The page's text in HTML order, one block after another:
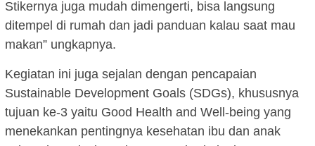
Stikernya juga mudah dimengerti, bisa langsung
ditempel di rumah dan jadi panduan kalau saat mau
makan” ungkapnya.
Kegiatan ini juga sejalan dengan pencapaian
Sustainable Development Goals (SDGs), khususnya
tujuan ke-3 yaitu Good Health and Well-being yang
menekankan pentingnya kesehatan ibu dan anak